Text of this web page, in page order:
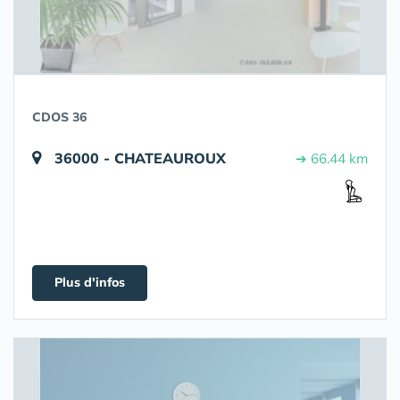
CDOS 36
36000 - CHATEAUROUX ➔ 66.44 km
Plus d'infos